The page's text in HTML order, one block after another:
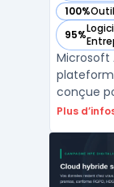
100%
— voir
95%
— voir
Microsoft
conçue
entrepôts
pour
leurs
une inte ...
Plus